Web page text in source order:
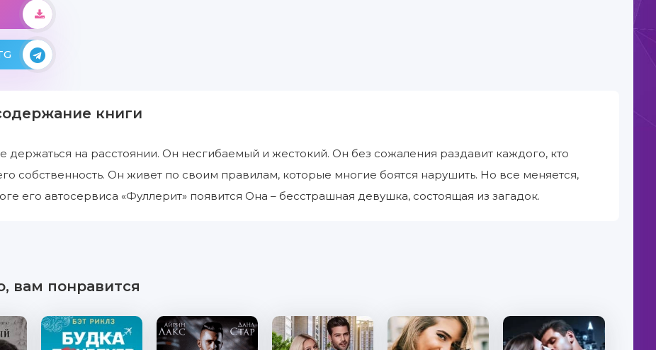
книги
держаться на расстоянии. Он несгибаемый и жестокий. Он без сожаления раздавит каждого, кто
собственность. Он живет по своим правилам, которые многие боятся нарушить. Но все меняется,
его автосервиса «Фуллерит» появится Она – бесстрашная девушка, состоящая из загадок.
вам понравится